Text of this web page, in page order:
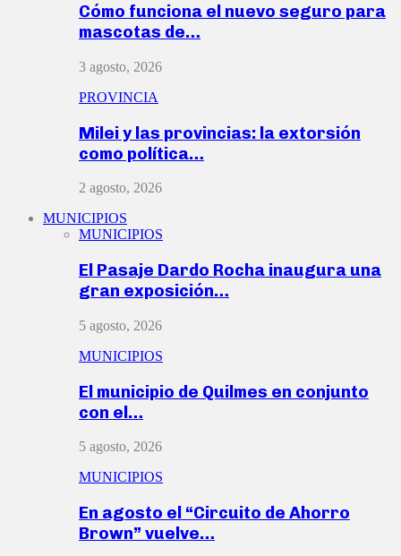
Cómo funciona el nuevo seguro para
mascotas de…
3 agosto, 2026
PROVINCIA
Milei y las provincias: la extorsión
como política…
2 agosto, 2026
MUNICIPIOS
MUNICIPIOS
El Pasaje Dardo Rocha inaugura una
gran exposición…
5 agosto, 2026
MUNICIPIOS
El municipio de Quilmes en conjunto
con el…
5 agosto, 2026
MUNICIPIOS
En agosto el “Circuito de Ahorro
Brown” vuelve…